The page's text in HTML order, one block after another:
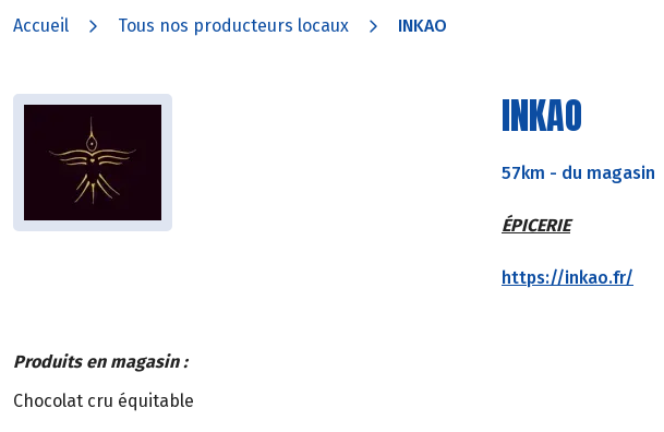
Accueil Tous nos producteurs locaux INKAO
INKAO
57km - du magasin
ÉPICERIE
https://inkao.fr/
Produits en magasin :
Chocolat cru équitable